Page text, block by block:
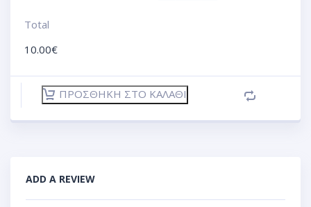
Total
10.00€
ΠΡΟΣΘΉΚΗ ΣΤΟ ΚΑΛΆΘΙ
ADD A REVIEW